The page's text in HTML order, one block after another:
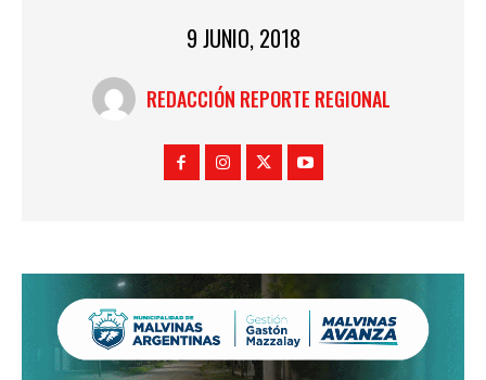
9 JUNIO, 2018
REDACCIÓN REPORTE REGIONAL